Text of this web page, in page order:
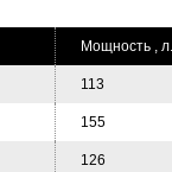
Мощность ,
113
155
126